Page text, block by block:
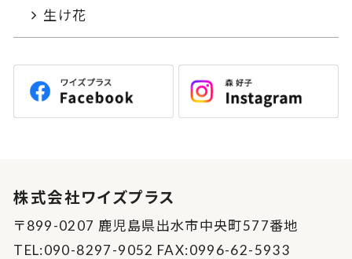
生け花
株式会社ワイズプラス
〒899-0207 鹿児島県出水市中央町577番地
TEL:090-8297-9052 FAX:0996-62-5933